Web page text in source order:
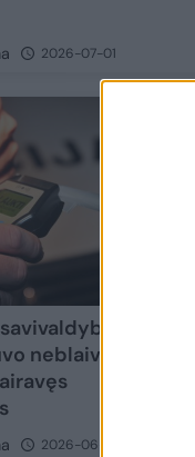
2026-07-01
neblaivus
2026-06-11